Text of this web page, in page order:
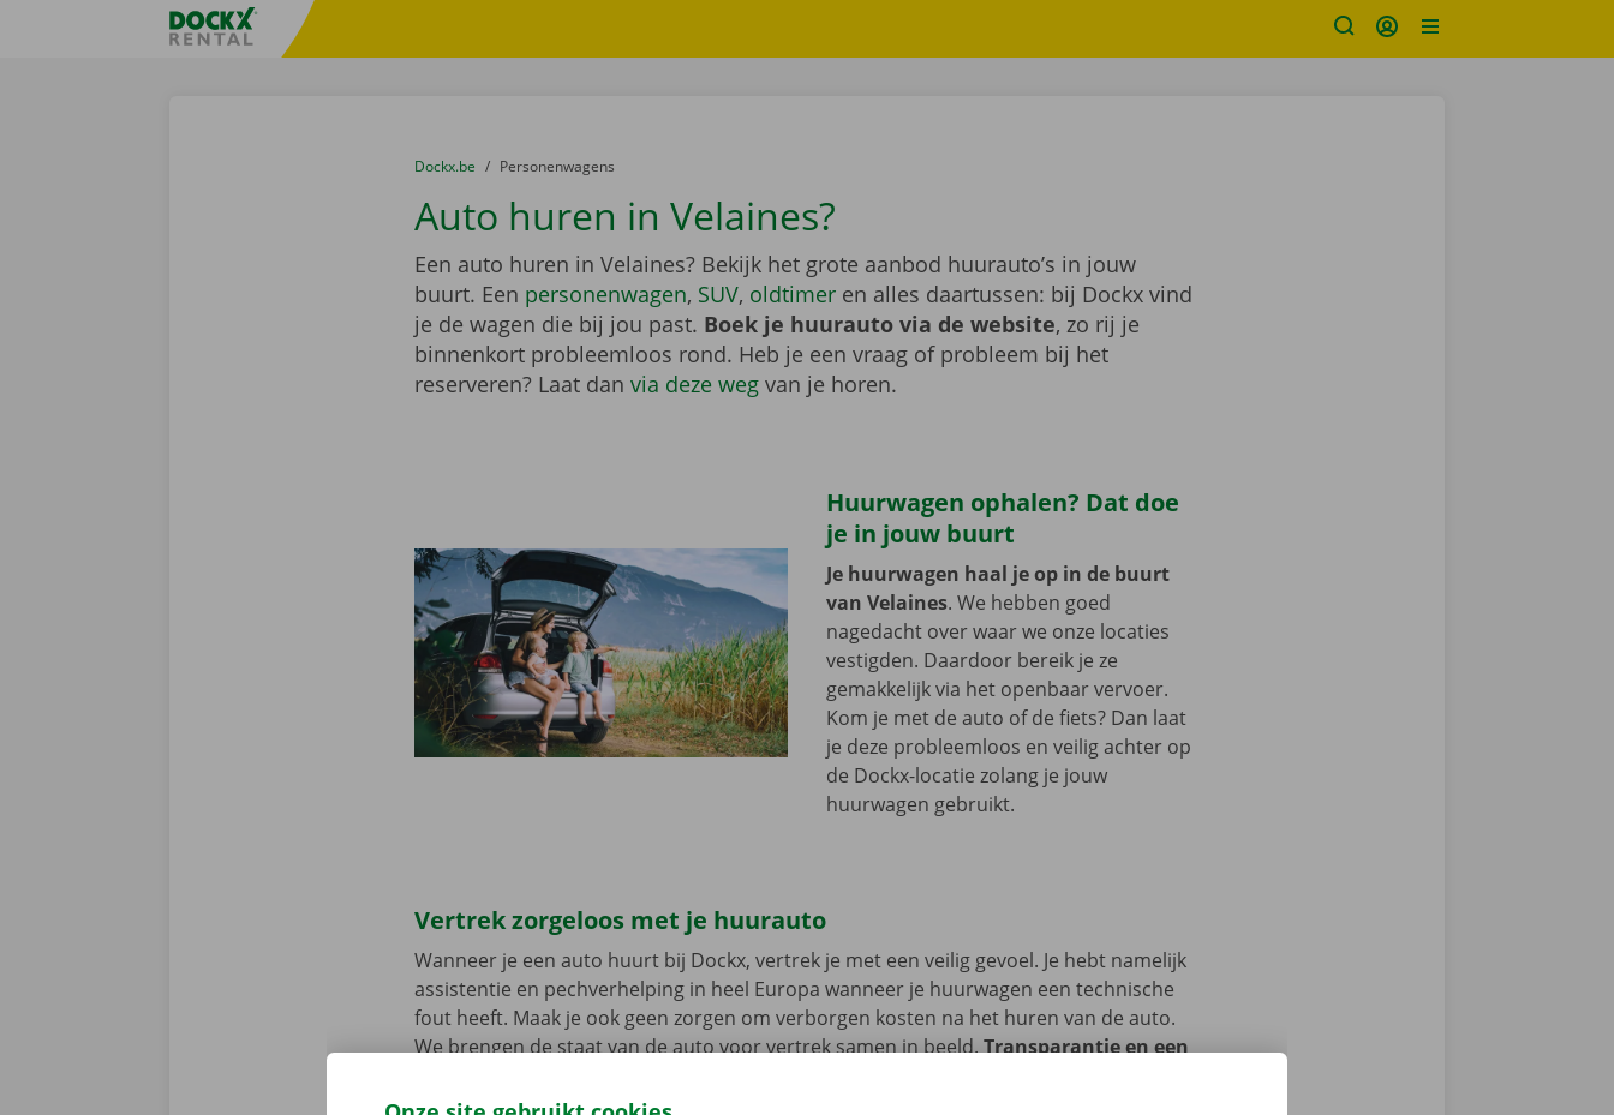
Taalselectie overslaanFratello DEMO
U bevindt zich hier:
van
Dockx.be naar
Personenwagens
Auto huren in Velaines?
Een auto huren in Velaines? Bekijk het grote aanbod huurauto’s in jouw
buurt. Een personenwagen, SUV, oldtimeren alles daartussen: bij Dockx vind
je de wagen die bij jou past. Boek je huurauto via de website, zo rij je
binnenkort probleemloos rond. Heb je een vraag of probleem bij het
reserveren? Laat dan via deze wegvan je horen.
Huurwagen ophalen? Dat doe
je in jouw buurt
Je huurwagen haal je op in de buurt
van Velaines. We hebben goed
nagedacht over waar we onze locaties
vestigden. Daardoor bereik je ze
gemakkelijk via het openbaar vervoer.
Kom je met de auto of de fiets? Dan laat
je deze probleemloos en veilig achter op
de Dockx-locatie zolang je jouw
huurwagen gebruikt.
Vertrek zorgeloos met je huurauto
Wanneer je een auto huurt bij Dockx, vertrek je met een veilig gevoel. Je hebt namelijk
assistentie en pechverhelping in heel Europa wanneer je huurwagen een technische
fout heeft. Maak je ook geen zorgen om verborgen kosten na het huren van de auto.
We brengen de staat van de auto voor vertrek samen in beeld.Transparantie en een